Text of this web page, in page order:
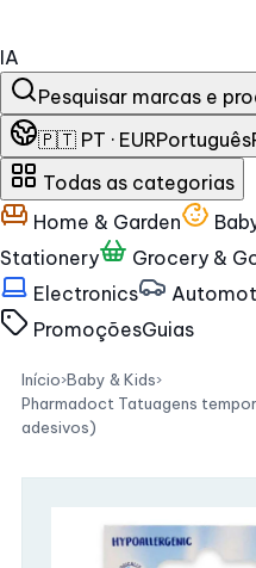
IA
Pesquisar marcas e
🇵🇹 PT · EURPortuguês
Todas as categorias
Home & Garden
Stationery
Grocery &
Electronics
PromoçõesGuias
Início›Baby & Kids›
Pharmadoct Tatuagens
adesivos)